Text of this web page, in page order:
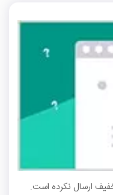
ارسال نکرده است.